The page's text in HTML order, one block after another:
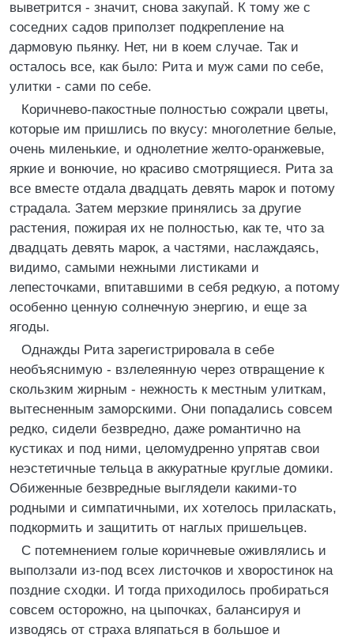
выветрится - значит, снова закупай. К тому же с
соседних садов приползет подкрепление на
дармовую пьянку. Нет, ни в коем случае. Так и
осталось все, как было: Рита и муж сами по себе,
улитки - сами по себе.
Коричнево-пакостные полностью сожрали цветы,
которые им пришлись по вкусу: многолетние белые,
очень миленькие, и однолетние желто-оранжевые,
яркие и вонючие, но красиво смотрящиеся. Рита за
все вместе отдала двадцать девять марок и потому
страдала. Затем мерзкие принялись за другие
растения, пожирая их не полностью, как те, что за
двадцать девять марок, а частями, наслаждаясь,
видимо, самыми нежными листиками и
лепесточками, впитавшими в себя редкую, а потому
особенно ценную солнечную энергию, и еще за
ягоды.
Однажды Рита зарегистрировала в себе
необъяснимую - взлелеянную через отвращение к
скользким жирным - нежность к местным улиткам,
вытесненным заморскими. Они попадались совсем
редко, сидели безвредно, даже романтично на
кустиках и под ними, целомудренно упрятав свои
неэстетичные тельца в аккуратные круглые домики.
Обиженные безвредные выглядели какими-то
родными и симпатичными, их хотелось приласкать,
подкормить и защитить от наглых пришельцев.
С потемнением голые коричневые оживлялись и
выползали из-под всех листочков и хворостинок на
поздние сходки. И тогда приходилось пробираться
совсем осторожно, на цыпочках, балансируя и
изводясь от страха вляпаться в большое и